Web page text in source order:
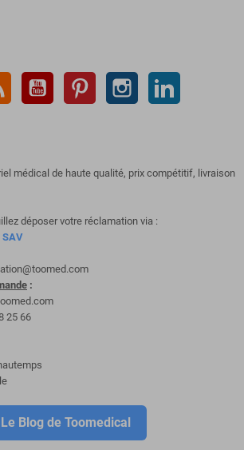
Rss YouTube Pinterest Instagram
médical de haute qualité, prix compétitif, livraison
déposer votre réclamation via :
SAV
:
25 66
Le Blog de Toomedical